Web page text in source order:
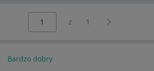
z 1 Następna strona
Bardzo dobry